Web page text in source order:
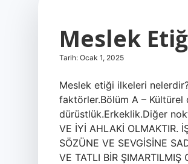
Meslek
Tarih: Ocak 1, 2025
Meslek etiği ilkeleri
faktörler.Bölüm A – Kültürel
dürüstlük.Erkeklik.Diğer
VE İYİ AHLAKİ OLMAKTIR.
SÖZÜNE VE SEVGİSİNE
VE TATLI BİR ŞIMARTILMIŞ